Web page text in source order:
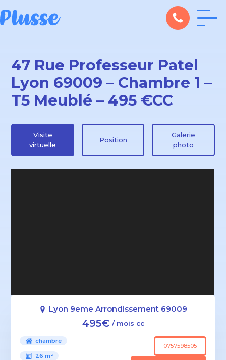
47 Rue Professeur Patel
Lyon 69009 – Chambre 1 –
T5 Meublé – 495 €CC
Visite
virtuelle
Position
Galerie
photo
Lyon 9eme Arrondissement 69009
495€ / mois cc
chambre
26 m²
0757598505